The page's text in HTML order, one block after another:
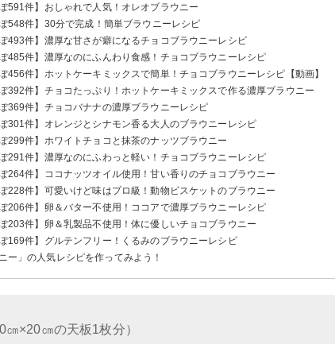
ぽ591件】おしゃれで人気！オレオブラウニー
ぽ548件】30分で完成！簡単ブラウニーレシピ
ぽ493件】濃厚な甘さが癖になるチョコブラウニーレシピ
ぽ485件】濃厚なのにふんわり食感！チョコブラウニーレシピ
ぽ456件】ホットケーキミックスで簡単！チョコブラウニーレシピ【動画】
ぽ392件】チョコたっぷり！ホットケーキミックスで作る濃厚ブラウニー
ぽ369件】チョコバナナの濃厚ブラウニーレシピ
ぽ301件】オレンジとシナモン香る大人のブラウニーレシピ
ぽ299件】ホワイトチョコと抹茶のナッツブラウニー
ぽ291件】濃厚なのにふわっと軽い！チョコブラウニーレシピ
ぽ264件】ココナッツオイル使用！甘い香りのチョコブラウニー
ぽ228件】可愛いけど味はプロ級！動物ビスケットのブラウニー
ぽ206件】卵＆バター不使用！ココアで濃厚ブラウニーレシピ
ぽ203件】卵＆乳製品不使用！体に優しいチョコブラウニー
ぽ169件】グルテンフリー！くるみのブラウニーレシピ
ー」の人気レシピを作ってみよう！
㎝×20㎝の天板1枚分）